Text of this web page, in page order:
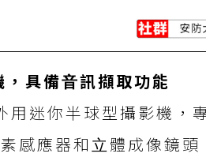
具備⾳訊擷取功能
迷你半球型攝影機，
感應器和⽴體成像鏡頭